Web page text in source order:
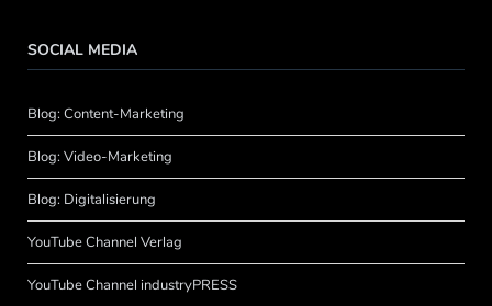
SOCIAL MEDIA
Blog: Content-Marketing
Blog: Video-Marketing
Blog: Digitalisierung
YouTube Channel Verlag
YouTube Channel industryPRESS